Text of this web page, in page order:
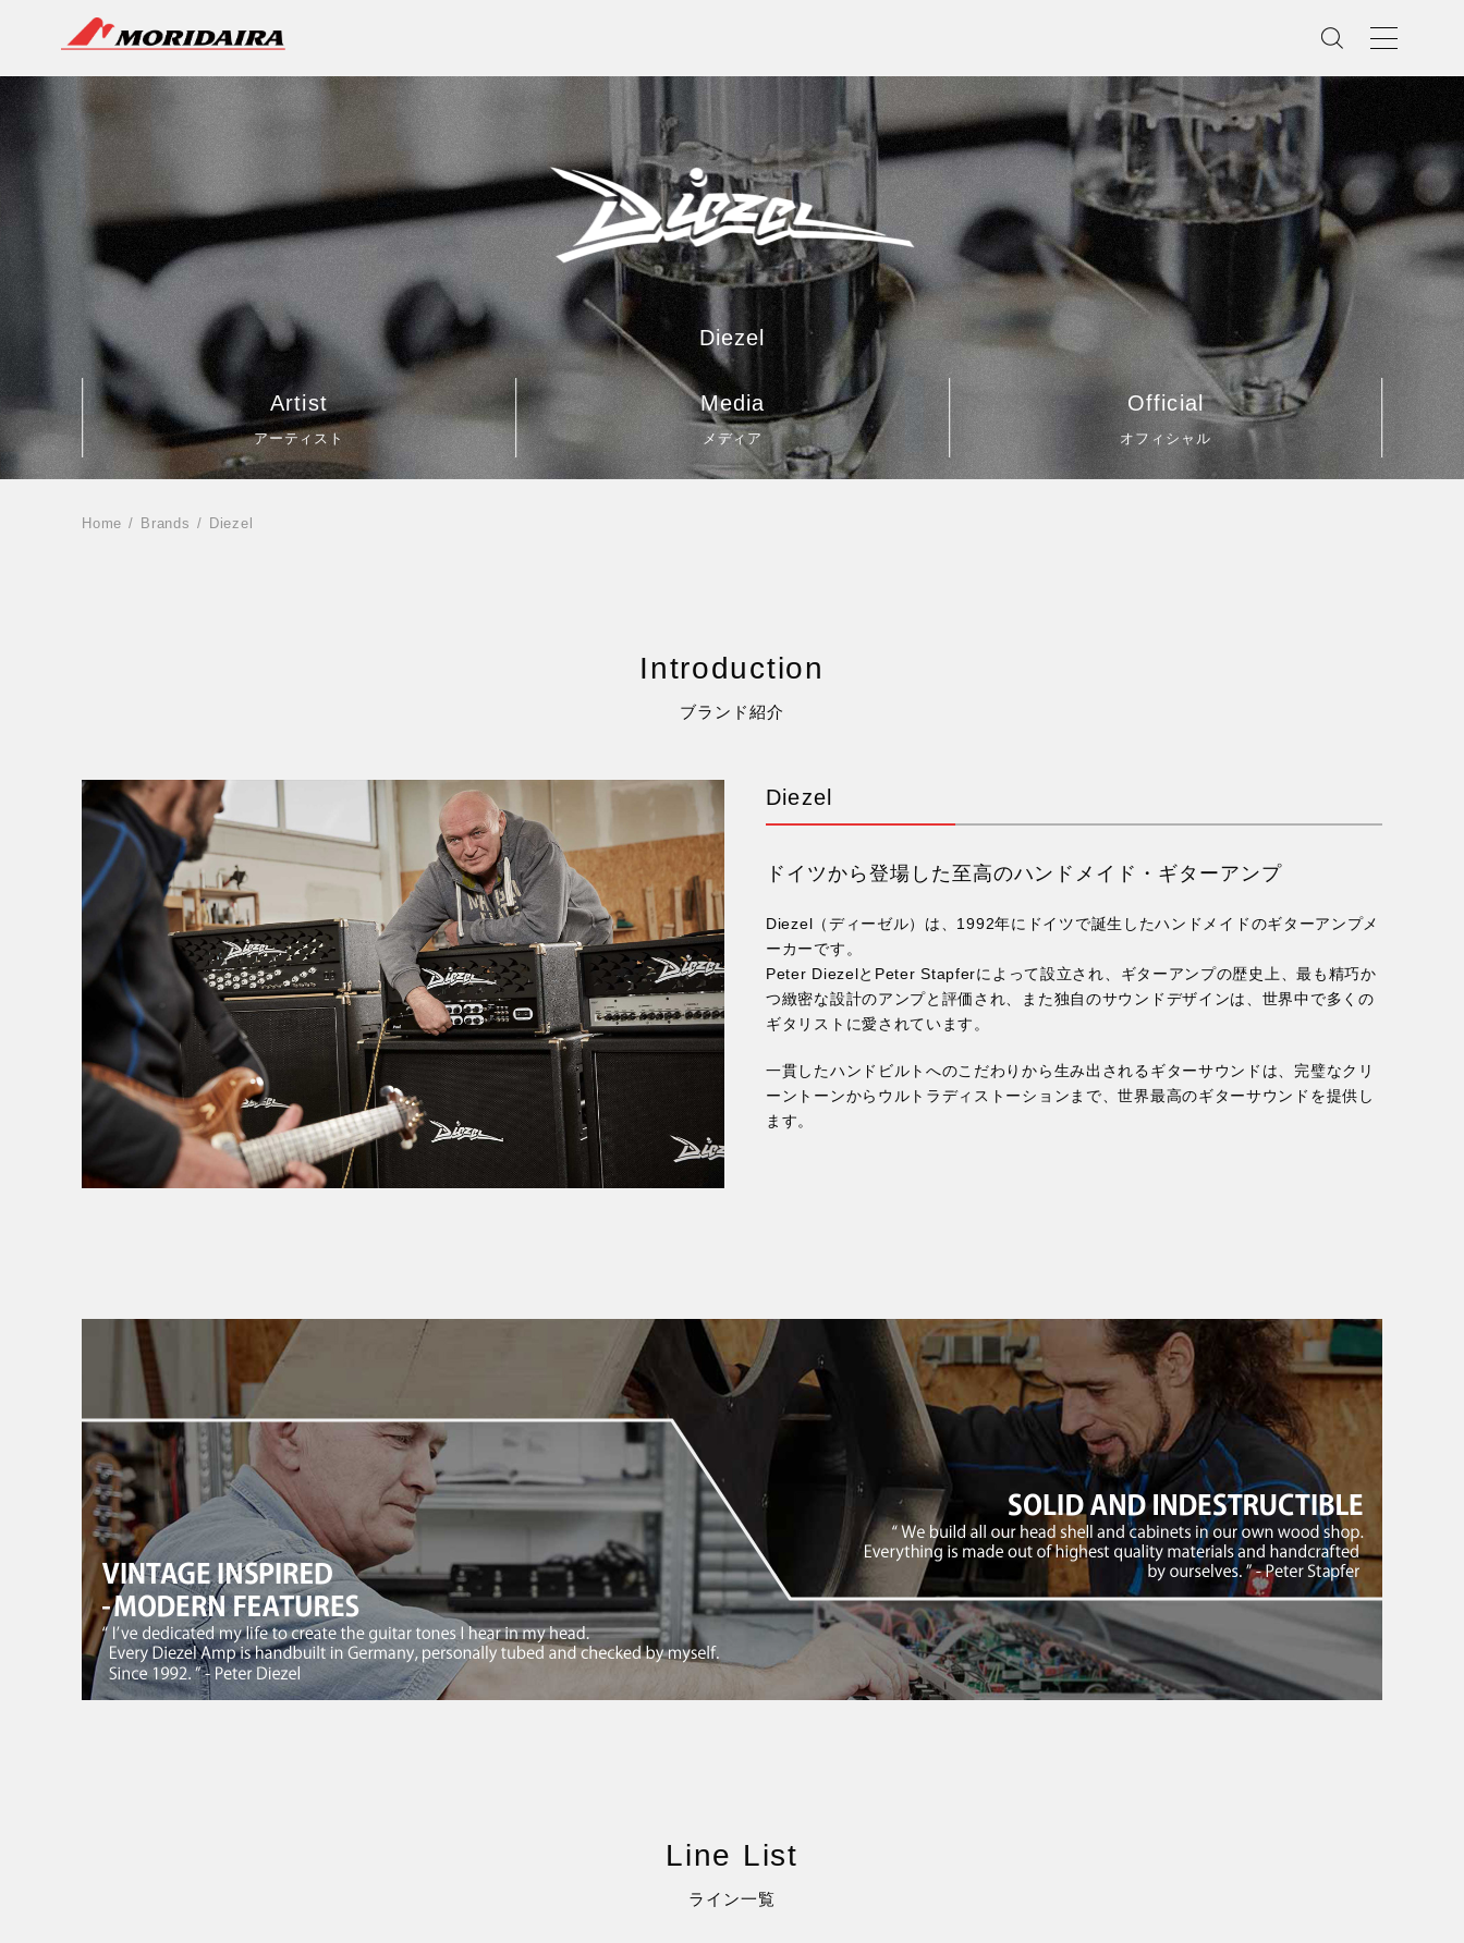
Diezel
Artist
アーティスト
Media
メディア
Official
オフィシャル
Home Brands Diezel
Introduction
ブランド紹介
Diezel
ドイツから登場した至高のハンドメイド・ギターアンプ
Diezel（ディーゼル）は、1992年にドイツで誕生したハンドメイドのギターアンプメ
ーカーです。
Peter DiezelとPeter Stapferによって設立され、ギターアンプの歴史上、最も精巧か
つ緻密な設計のアンプと評価され、また独自のサウンドデザインは、世界中で多くの
ギタリストに愛されています。
一貫したハンドビルトへのこだわりから生み出されるギターサウンドは、完璧なクリ
ーントーンからウルトラディストーションまで、世界最高のギターサウンドを提供し
ます。
Line List
ライン一覧